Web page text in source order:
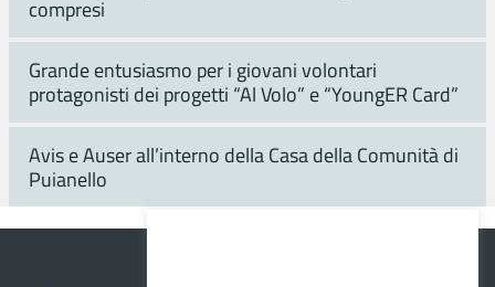
compresi
Grande entusiasmo per i giovani volontari
protagonisti dei progetti “Al Volo” e “YoungER Card”
Avis e Auser all’interno della Casa della Comunità di
Puianello